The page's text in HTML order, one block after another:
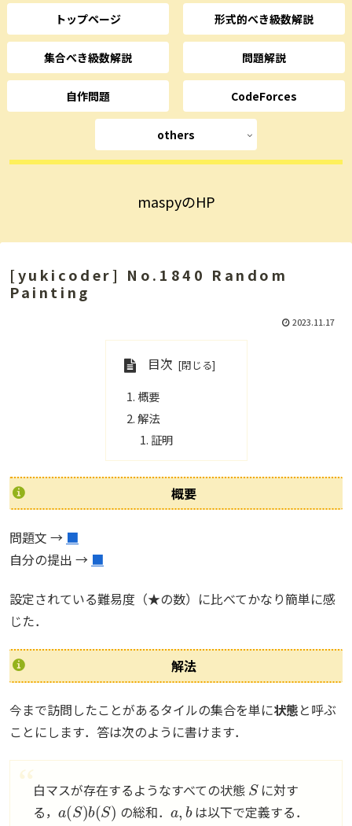
maspyのHP
トップページ 形式的べき級数解説
集合べき級数解説 問題解説
自作問題 CodeForces
others
[yukicoder] No.1840 Random
Painting
2023.11.17
目次
概要
解法
証明
概要
問題文 → ■
自分の提出 → ■
設定されている難易度（★の数）に比べてかなり簡単に感
じた．
解法
今まで訪問したことがあるタイルの集合を単に状態と呼ぶ
ことにします．答は次のように書けます．
白マスが存在するようなすべての状態
に対す
る，
a(S)b(S )
の総和．
a,b
は以下で定義する．